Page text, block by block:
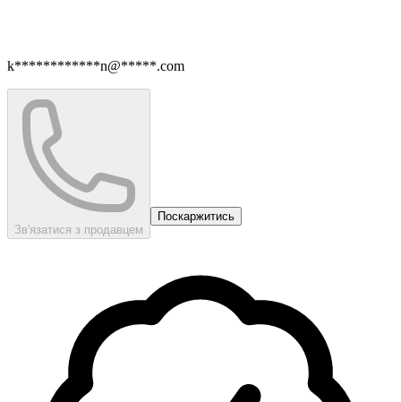
k************n@*****.com
Зв'язатися з продавцем
Поскаржитись